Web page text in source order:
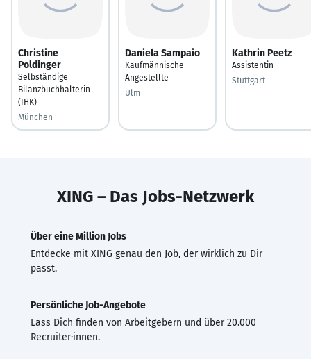
Christine
Poldinger
Selbständige
Bilanzbuchhalterin
(IHK)
München
Daniela Sampaio
Kaufmännische
Angestellte
Ulm
Kathrin Peetz
Assistentin
Stuttgart
XING – Das Jobs-Netzwerk
Über eine Million Jobs
Entdecke mit XING genau den Job, der wirklich zu Dir
passt.
Persönliche Job-Angebote
Lass Dich finden von Arbeitgebern und über 20.000
Recruiter·innen.